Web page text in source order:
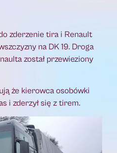
zderzenie tira i Renault
na DK 19. Droga
został przewieziony
że kierowca osobówki
i zderzył się z tirem.